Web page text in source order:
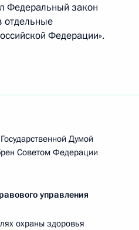
Федеральный закон
отдельные
Федерации».
Думой
Советом Федерации
управления
охраны здоровья